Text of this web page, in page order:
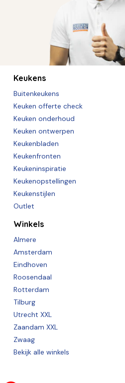
Keukens
Buitenkeukens
Keuken offerte check
Keuken onderhoud
Keuken ontwerpen
Keukenbladen
Keukenfronten
Keukeninspiratie
Keukenopstellingen
Keukenstijlen
Outlet
Winkels
Almere
Amsterdam
Eindhoven
Roosendaal
Rotterdam
Tilburg
Utrecht XXL
Zaandam XXL
Zwaag
Bekijk alle winkels